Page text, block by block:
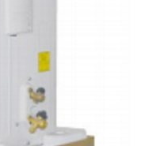
会带有地下室、挑空客...